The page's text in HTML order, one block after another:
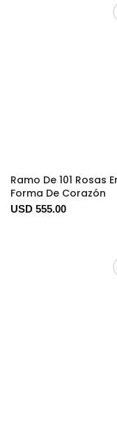
Ramo De 101 Rosas
Forma De Corazón
USD 555.00